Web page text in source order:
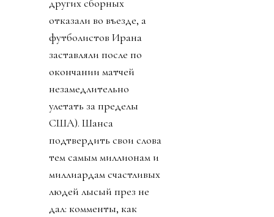
других сборных
отказали во въезде, а
футболистов Ирана
заставляли после по
окончании матчей
незамедлительно
улетать за пределы
США). Шанса
подтвердить свои слова
тем самым миллионам и
миллиардам счастливых
людей лысый през не
дал: комменты, как